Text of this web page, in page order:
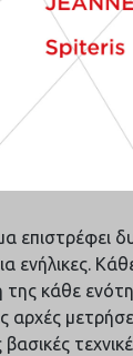
επιστρέφει
ενήλικες.
κάθε
αρχές
βασικές